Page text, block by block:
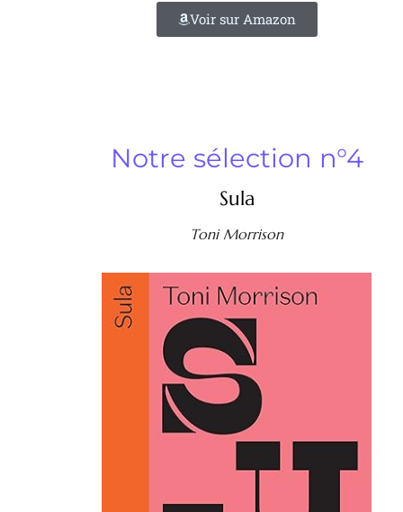
Voir sur Amazon
Notre sélection n°4
Sula
Toni Morrison